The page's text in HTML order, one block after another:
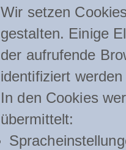
Wir setzen
gestalten. Einige
der aufrufende
identifiziert
In den Cookies
übermittelt: